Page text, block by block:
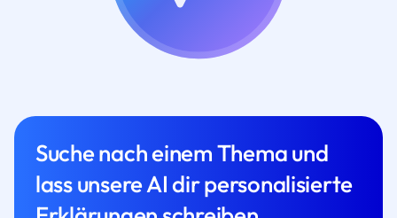
Suche nach einem Thema und
lass unsere AI dir personalisierte